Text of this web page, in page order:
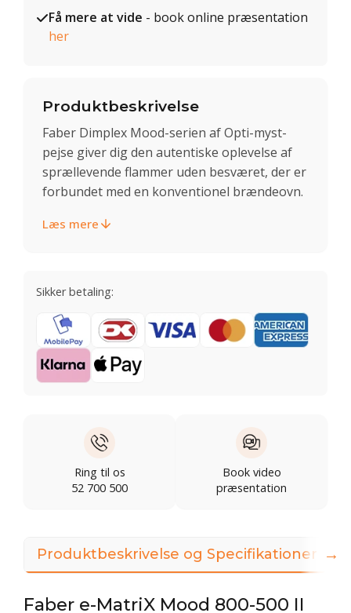
Få mere at vide - book online præsentation
her
Produktbeskrivelse
Faber Dimplex Mood-serien af Opti-myst-
pejse giver dig den autentiske oplevelse af
sprællevende flammer uden besværet, der er
forbundet med en konventionel brændeovn.
Læs mere
Sikker betaling:
Ring til os
52 700 500
Book video
præsentation
Produktbeskrivelse og Specifikationer
Faber e-MatriX Mood 800-500 II
→